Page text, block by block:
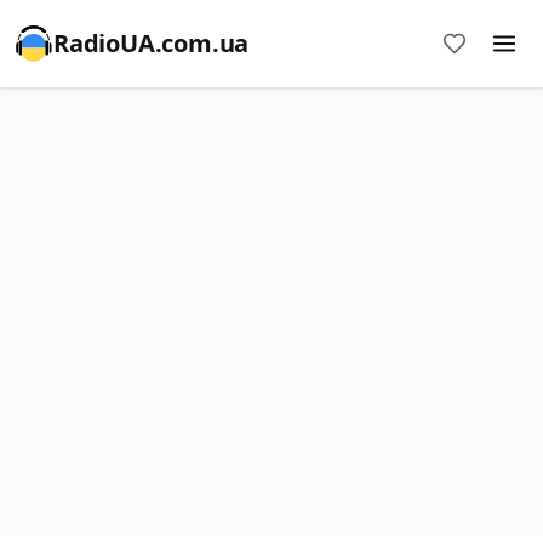
RadioUA.com.ua